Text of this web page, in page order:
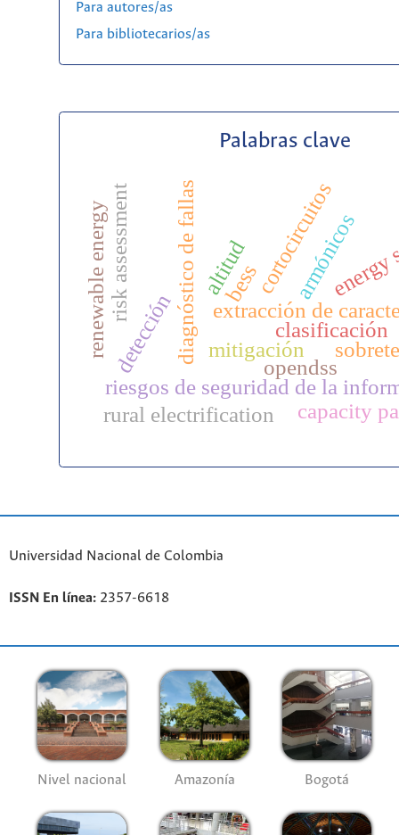
Para autores/as
Para bibliotecarios/as
Palabras clave
extracción de
diagnóstico de fallas cortocircuitos
riesgos de seguridad de la
armónicos
detección
clasificación
mitigación
risk assessment
opendss
bess
capacity
rural electrification
renewable energy altitud
Universidad Nacional de Colombia
ISSN En línea: 2357-6618
Nivel nacional Amazonía Bogotá